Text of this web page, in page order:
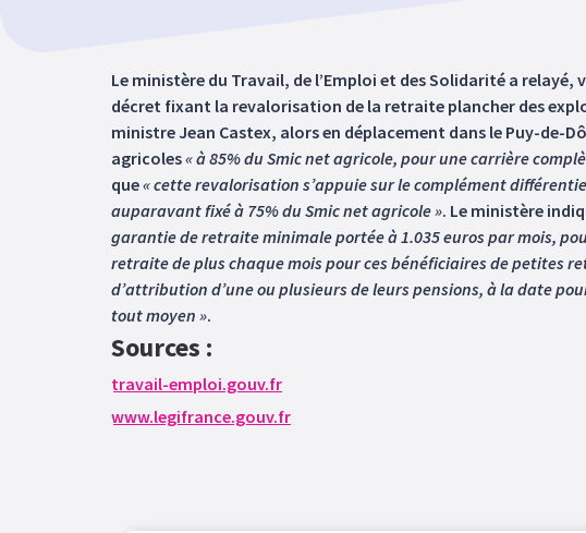
Le ministère du Travail, de l’Emploi et des Solidarité a
décret fixant la revalorisation de la retraite plancher des
ministre Jean Castex, alors en déplacement dans le Puy-de-
agricoles« à 85% du Smic net agricole, pour une carrière
que« cette revalorisation s’appuie sur le complément
auparavant fixé à 75% du Smic net agricole ». Le ministère
garantie de retraite minimale portée à 1.035 euros par mois,
retraite de plus chaque mois pour ces bénéficiaires de petites
d’attribution d’une ou plusieurs de leurs pensions, à la date
tout moyen ».
Sources :
travail-emploi.gouv.fr
www.legifrance.gouv.fr